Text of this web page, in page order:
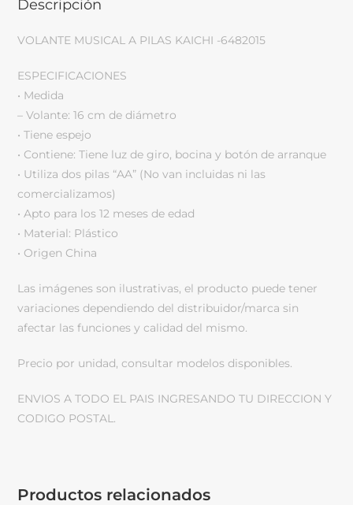
Descripción
VOLANTE MUSICAL A PILAS KAICHI -6482015
ESPECIFICACIONES
• Medida
– Volante: 16 cm de diámetro
• Tiene espejo
• Contiene: Tiene luz de giro, bocina y botón de arranque
• Utiliza dos pilas “AA” (No van incluidas ni las
comercializamos)
• Apto para los 12 meses de edad
• Material: Plástico
• Origen China
Las imágenes son ilustrativas, el producto puede tener
variaciones dependiendo del distribuidor/marca sin
afectar las funciones y calidad del mismo.
Precio por unidad, consultar modelos disponibles.
ENVIOS A TODO EL PAIS INGRESANDO TU DIRECCION Y
CODIGO POSTAL.
Productos relacionados